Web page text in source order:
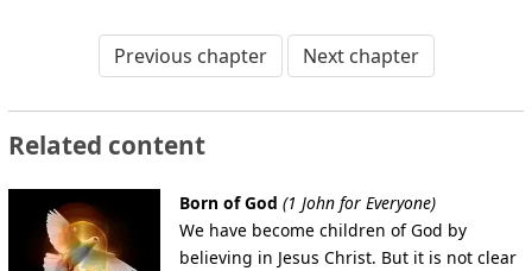
Previous chapter Next chapter
Related content
Born of God (1 John for Everyone)
We have become children of God by
believing in Jesus Christ. But it is not clear